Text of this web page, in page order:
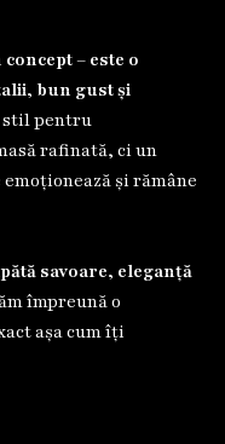
– este o
bun gust și
stil pentru
rafinată, ci un
și rămâne
savoare, eleganță
împreună o
așa cum îți